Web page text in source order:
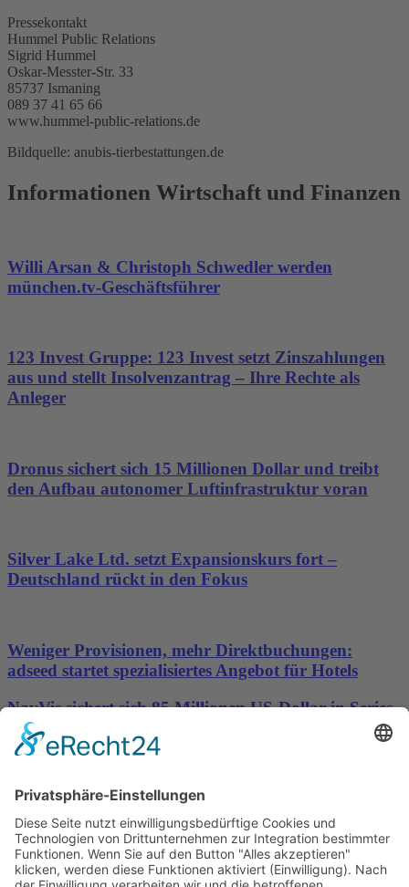
Pressekontakt
Hummel Public Relations
Sigrid Hummel
Oskar-Messter-Str. 33
85737 Ismaning
089 37 41 65 66
www.hummel-public-relations.de
Bildquelle: anubis-tierbestattungen.de
Informationen Wirtschaft und Finanzen
Willi Arsan & Christoph Schwedler werden
münchen.tv-Geschäftsführer
123 Invest Gruppe: 123 Invest setzt Zinszahlungen
aus und stellt Insolvenzantrag – Ihre Rechte als
Anleger
Dronus sichert sich 15 Millionen Dollar und treibt
den Aufbau autonomer Luftinfrastruktur voran
Silver Lake Ltd. setzt Expansionskurs fort –
Deutschland rückt in den Fokus
Weniger Provisionen, mehr Direktbuchungen:
adseed startet spezialisiertes Angebot für Hotels
NavVis sichert sich 85 Millionen US-Dollar in Series-
D-Finanzierungsrunde, um die Datengrundlage für
physische KI bereitzustellen
Impressum
Datenschutz
Kooperation